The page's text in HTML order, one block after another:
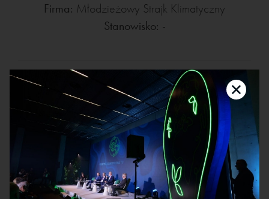
Firma: Młodzieżowy Strajk Klimatyczny
Stanowisko: -
Dziewiętnastoletni aktywista klimatyczny z
Wrocławia. Od 2019 zaangażowany w działania
Młodzieżowego Strajku Klimatycznego. Od
września 2019 działa na rzecz edukacji
klimatycznej. Zaangażowany w organizację
wszystkich dotychczasowych edycji Szkolnej
Konferencji Klimatycznej. Z ramienia MSK członek